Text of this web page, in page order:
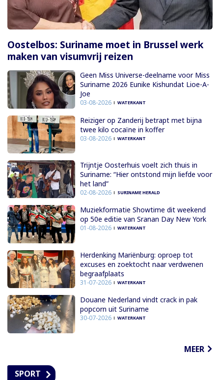
Oostelbos: Suriname moet in Brussel werk
maken van visumvrij reizen
Geen Miss Universe-deelname voor Miss
Suriname 2026 Eunike Kishundat Lioe-A-
Joe
03-08-2026 WATERKANT
Reiziger op Zanderij betrapt met bijna
twee kilo cocaïne in koffer
03-08-2026 WATERKANT
Trijntje Oosterhuis voelt zich thuis in
Suriname: “Hier ontstond mijn liefde voor
het land”
02-08-2026 SURINAME HERALD
Muziekformatie Showtime dit weekend
op 50e editie van Sranan Day New York
01-08-2026 WATERKANT
Herdenking Mariënburg: oproep tot
excuses en zoektocht naar verdwenen
begraafplaats
31-07-2026 WATERKANT
Douane Nederland vindt crack in pak
popcorn uit Suriname
30-07-2026 WATERKANT
MEER
SPORT